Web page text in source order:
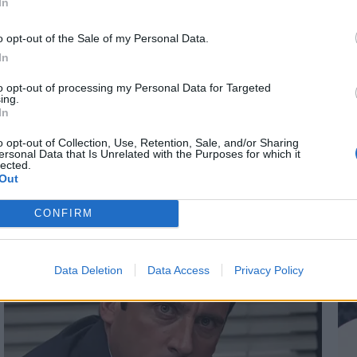
opt-out of the Sale of my Personal Data.
opt-out of processing my Personal Data for Targeted
opt-out of Collection, Use, Retention, Sale, and/or Sharing
Data that Is Unrelated with the Purposes for which it
CONFIRM
Data Deletion Data Access Privacy Policy
σαν... το
49χρονος
9 φορές στα
Παιανία: Χτύπησαν
με ρόπαλο στο
συνελήφθησαν
Αποδέχομαι τουςόρους χρήσης